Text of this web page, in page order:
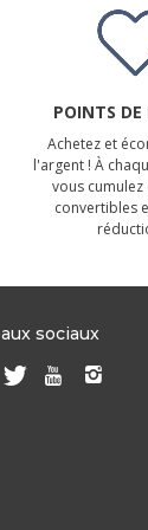
POINTS DE
Achetez et
l'argent ! À
vous
convertibles
sociaux